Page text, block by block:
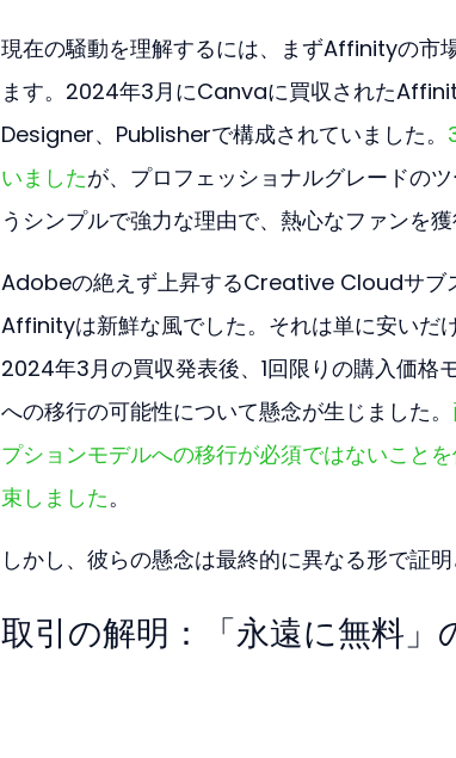
現在の騒動を理解するには、まずAffinityの市
ます。2024年3月にCanvaに買収された
Designer、Publisherで構成されていました。
いましたが、プロフェッショナルグレードの
うシンプルで強力な理由で、熱心なファンを獲
Adobeの絶えず上昇するCreative Cloudサブ
Affinityは新鮮な風でした。それは単に安いだ
2024年3月の買収発表後、1回限りの購入価格
への移行の可能性について懸念が生じました。
プションモデルへの移行が必須ではないこと
束しました。
しかし、彼らの懸念は最終的に異なる形で証明
取引の解明：「永遠に無料